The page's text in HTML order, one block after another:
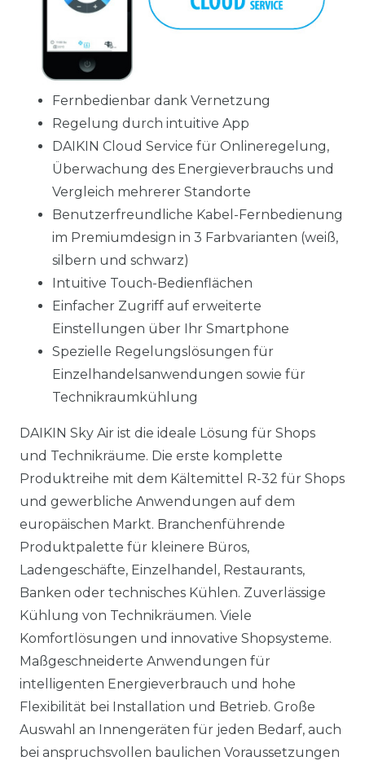
Fernbedienbar dank Vernetzung
Regelung durch intuitive App
DAIKIN Cloud Service für Onlineregelung,
Überwachung des Energieverbrauchs und
Vergleich mehrerer Standorte
Benutzerfreundliche Kabel-Fernbedienung
im Premiumdesign in 3 Farbvarianten (weiß,
silbern und schwarz)
Intuitive Touch-Bedienflächen
Einfacher Zugriff auf erweiterte
Einstellungen über Ihr Smartphone
Spezielle Regelungslösungen für
Einzelhandelsanwendungen sowie für
Technikraumkühlung
DAIKIN Sky Air ist die ideale Lösung für Shops
und Technikräume. Die erste komplette
Produktreihe mit dem Kältemittel R-32 für Shops
und gewerbliche Anwendungen auf dem
europäischen Markt. Branchenführende
Produktpalette für kleinere Büros,
Ladengeschäfte, Einzelhandel, Restaurants,
Banken oder technisches Kühlen. Zuverlässige
Kühlung von Technikräumen. Viele
Komfortlösungen und innovative Shopsysteme.
Maßgeschneiderte Anwendungen für
intelligenten Energieverbrauch und hohe
Flexibilität bei Installation und Betrieb. Große
Auswahl an Innengeräten für jeden Bedarf, auch
bei anspruchsvollen baulichen Voraussetzungen